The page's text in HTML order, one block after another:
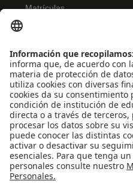
Matrículas
Biblioteca
Eventos
Educación continua
SCOPUS
Decanatura de Estudiantes
WEB OF SCIENCE